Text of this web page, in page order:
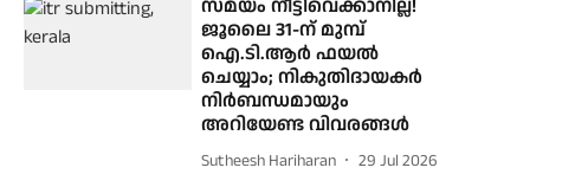
സമയം നീട്ടിവെക്കാനില്ല!
ജൂലൈ 31-ന് മുമ്പ്
ഐ.ടി.ആർ ഫയൽ
ചെയ്യാം; നികുതിദായകർ
നിർബന്ധമായും
അറിയേണ്ട വിവരങ്ങൾ
Sutheesh Hariharan 29 Jul 2026